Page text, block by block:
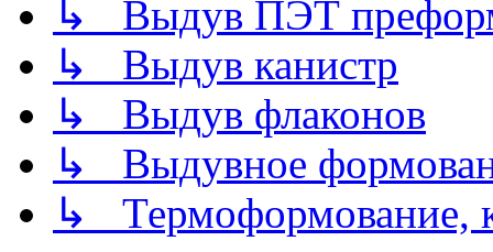
↳ Выдув ПЭТ
↳ Выдув канистр
↳ Выдув флаконов
↳ Выдувное
↳ Термоформование,